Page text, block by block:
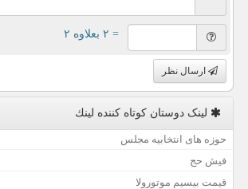
= ۲ بعلاوه ۲
ارسال نظر
لینک دوستان كوتاه كننده لینك
حوزه های انتخابیه مجلس
فیش حج
قیمت بیسیم موتورولا